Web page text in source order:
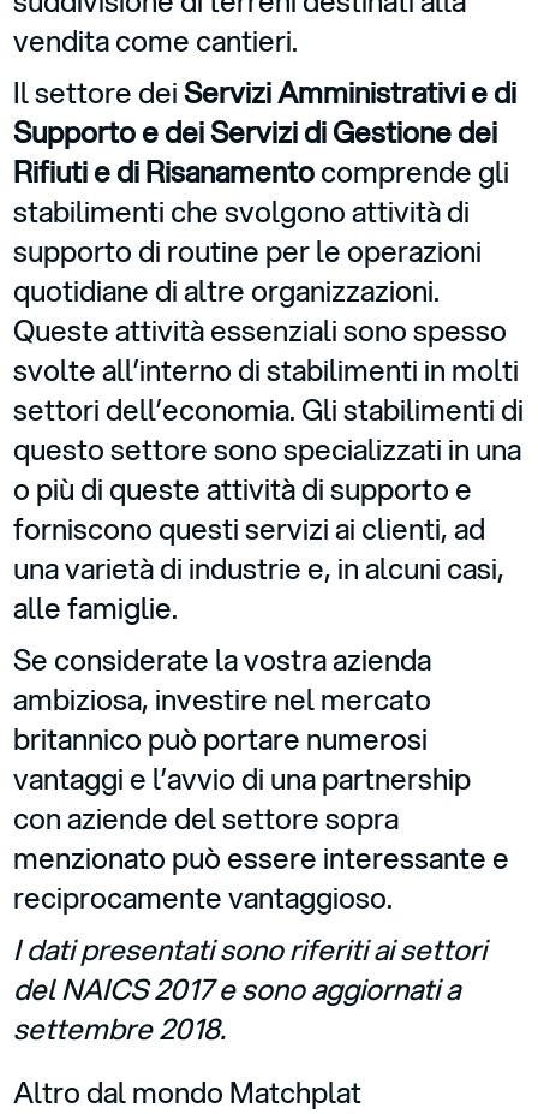
vendita come cantieri.
Il settore deiServizi Amministrativi e di
Supporto e dei Servizi di Gestione dei
Rifiuti e di Risanamentocomprende gli
stabilimenti che svolgono attività di
supporto di routine per le operazioni
quotidiane di altre organizzazioni.
Queste attività essenziali sono spesso
svolte all’interno di stabilimenti in molti
settori dell’economia. Gli stabilimenti di
questo settore sono specializzati in una
o più di queste attività di supporto e
forniscono questi servizi ai clienti, ad
una varietà di industrie e, in alcuni casi,
alle famiglie.
Se considerate la vostra azienda
ambiziosa, investire nel mercato
britannico può portare numerosi
vantaggi e l’avvio di una partnership
con aziende del settore sopra
menzionato può essere interessante e
reciprocamente vantaggioso.
I dati presentati sono riferiti ai settori
del NAICS 2017 e sono aggiornati a
settembre 2018.
Altro dal mondo Matchplat